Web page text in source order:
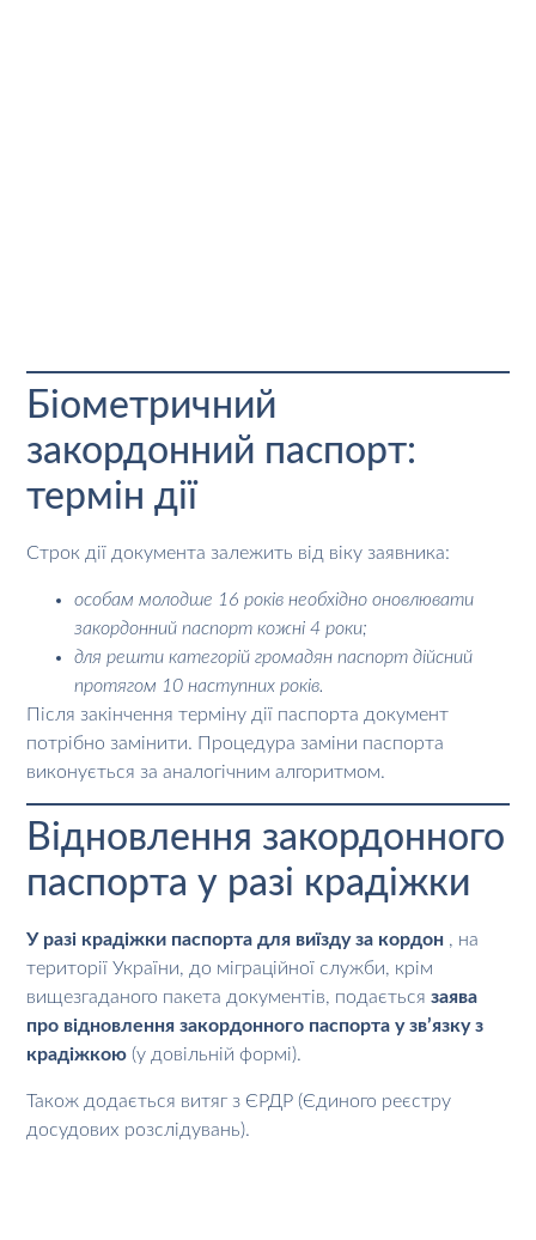
Біометричний
закордонний паспорт:
термін дії
Строк дії документа залежить від віку заявника:
особам молодше 16 років необхідно оновлювати
закордонний паспорт кожні 4 роки;
для решти категорій громадян паспорт дійсний
протягом 10 наступних років.
Після закінчення терміну дії паспорта документ
потрібно замінити. Процедура заміни паспорта
виконується за аналогічним алгоритмом.
Відновлення закордонного
паспорта у разі крадіжки
У разі крадіжки паспорта для виїзду за кордон , на
території України, до міграційної служби, крім
вищезгаданого пакета документів, подаєтьсязаява
про відновлення закордонного паспорта у зв’язку з
крадіжкою (у довільній формі).
Також додається витяг з ЄРДР (Єдиного реєстру
досудових розслідувань).